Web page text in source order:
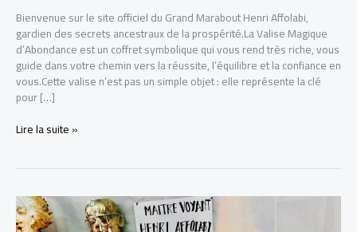
Bienvenue sur le site officiel du Grand Marabout Henri Affolabi,
gardien des secrets ancestraux de la prospérité.La Valise Magique
d’Abondance est un coffret symbolique qui vous rend très riche, vous
guide dans votre chemin vers la réussite, l’équilibre et la confiance en
vous.Cette valise n’est pas un simple objet : elle représente la clé
pour […]
LA
POUR
DEVENIR
RICHE
Lire la suite »